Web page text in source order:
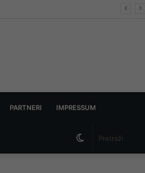
ih kontroliše
PARTNERI IMPRESSUM
Switch